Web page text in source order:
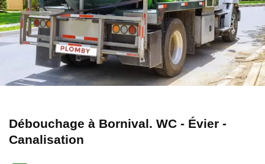
Débouchage à Bornival. WC - Évier -
Canalisation